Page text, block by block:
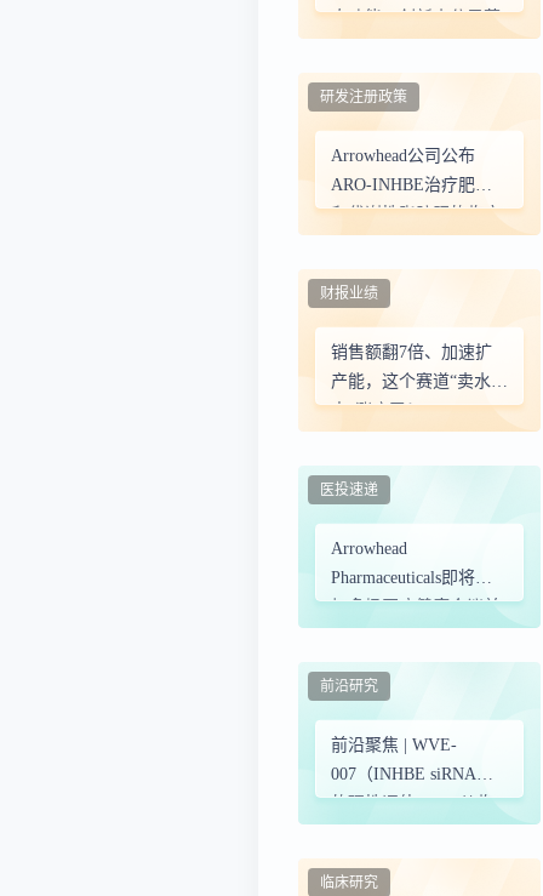
肉功能，创新小分子获
| 产业速递
Arrowhead公司公布
ARO-INHBE治疗肥胖
和代谢性脂肪肝的临床
研发注册政策
销售额翻7倍、加速扩
产能，这个赛道“卖水
人”涨疯了！
财报业绩
Arrowhead
Pharmaceuticals即将参
加多场医疗健康会议并
医投速递
前沿聚焦 | WVE-
007（INHBE siRNA）
的理性评估 —— 从临
学本质与理性坚守
前沿研究
临床研究